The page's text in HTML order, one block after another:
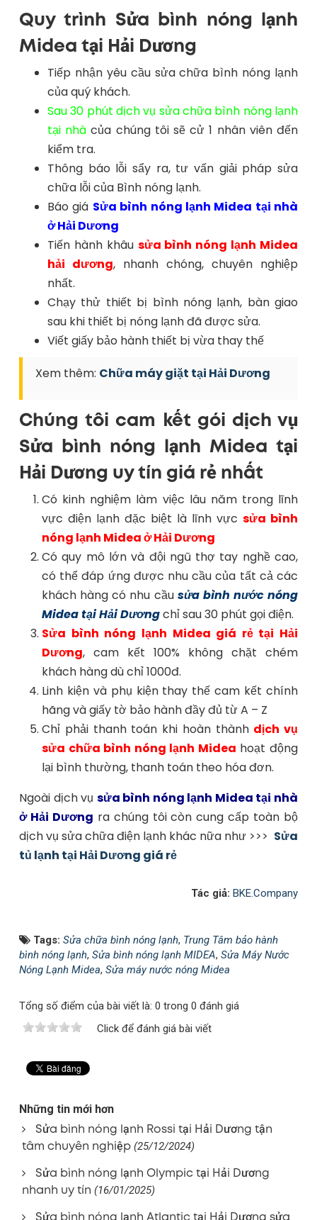
Quy trình Sửa bình nóng lạnh
Midea tại Hải Dương
Tiếp nhận yêu cầu sửa chữa bình nóng lạnh
của quý khách.
Sau 30 phút dịch vụ sửa chữa bình nóng lạnh
tại nhà của chúng tôi sẽ cử 1 nhân viên đến
kiểm tra.
Thông báo lỗi sẩy ra, tư vấn giải pháp sửa
chữa lỗi của Bình nóng lạnh.
Báo giá Sửa bình nóng lạnh Midea tại nhà
ở Hải Dương
Tiến hành khâu sửa bình nóng lạnh Midea
hải dương, nhanh chóng, chuyên nghiệp
nhất.
Chạy thử thiết bị bình nóng lạnh, bàn giao
sau khi thiết bị nóng lạnh đã được sửa.
Viết giấy bảo hành thiết bị vừa thay thế
Xem thêm: Chữa máy giặt tại Hải Dương
Chúng tôi cam kết gói dịch vụ
Sửa bình nóng lạnh Midea tại
Hải Dương uy tín giá rẻ nhất
Có kinh nghiệm làm việc lâu năm trong lĩnh
vực điện lạnh đặc biệt là lĩnh vực sửa bình
nóng lạnh Midea ở Hải Dương
Có quy mô lớn và đội ngũ thợ tay nghề cao,
có thể đáp ứng được nhu cầu của tất cả các
khách hàng có nhu cầu sửa bình nước nóng
Mideatại Hải Dươngchỉ sau 30 phút gọi điện.
Sửa bình nóng lạnh Midea giá rẻ tại Hải
Dương, cam kết 100% không chặt chém
khách hàng dù chỉ 1000đ.
Linh kiện và phụ kiện thay thế cam kết chính
hãng và giấy tờ bảo hành đầy đủ từ A – Z
Chỉ phải thanh toán khi hoàn thành dịch vụ
sửa chữa bình nóng lạnh Midea hoạt động
lại bình thường, thanh toán theo hóa đơn.
Ngoài dịch vụ sửa bình nóng lạnh Midea tại nhà
ở Hải Dương ra chúng tôi còn cung cấp toàn bộ
dịch vụ sửa chữa điện lạnh khác nữa như >>> Sửa
tủ lạnh tại Hải Dương giá rẻ
Tác giả: BKE.Company
Tags: Sửa chữa bình nóng lạnh, Trung Tâm bảo hành
bình nóng lạnh, Sửa bình nóng lạnh MIDEA, Sửa Máy Nước
Nóng Lạnh Midea, Sửa máy nước nóng Midea
Tổng số điểm của bài viết là: 0 trong 0 đánh giá
Click để đánh giá bài viết
Những tin mới hơn
Sửa bình nóng lạnh Rossi tại Hải Dương tận
tâm chuyên nghiệp (25/12/2024)
Sửa bình nóng lạnh Olympic tại Hải Dương
nhanh uy tín (16/01/2025)